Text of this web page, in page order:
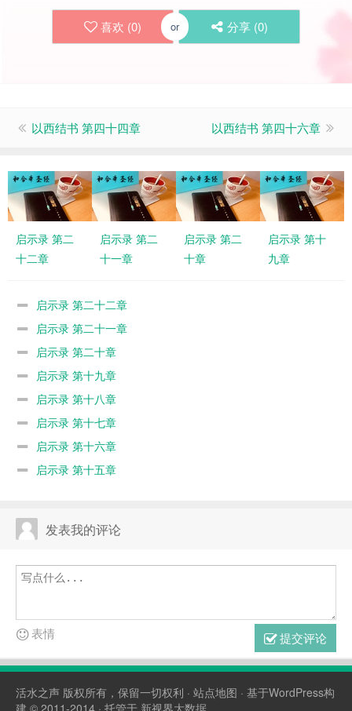
喜欢 (0) or 分享 (0)
以西结书 第四十四章 以西结书 第四十六章
启示录 第二
十二章
启示录 第二
十一章
启示录 第二
十章
启示录 第十
九章
启示录 第二十二章
启示录 第二十一章
启示录 第二十章
启示录 第十九章
启示录 第十八章
启示录 第十七章
启示录 第十六章
启示录 第十五章
发表我的评论
提交评论
表情
活水之声 版权所有，保留一切权利 · 站点地图 · 基于WordPress构
建 © 2011-2014 · 托管于 新视界大数据